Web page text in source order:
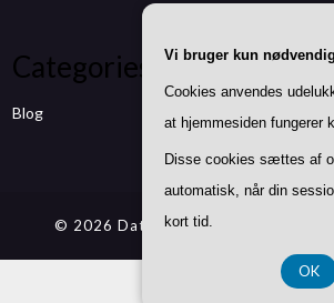
Categories
Blog
© 2026 Datenwizard.de
CVR DK37 40 77 39
Vi bruger kun
Cookies anvendes
at hjemmesiden fungerer
Disse cookies sættes af
automatisk, når din
kort tid.
OK